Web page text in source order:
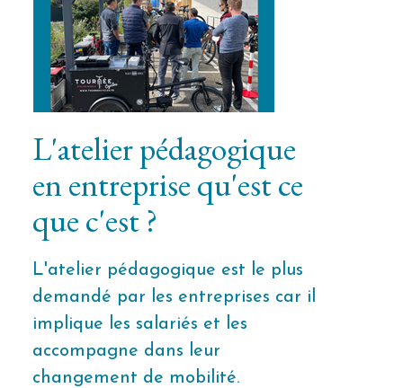
L'atelier pédagogique
en entreprise qu'est ce
que c'est ?
L'atelier pédagogique est le plus
demandé par les entreprises car il
implique les salariés et les
accompagne dans leur
changement de mobilité.